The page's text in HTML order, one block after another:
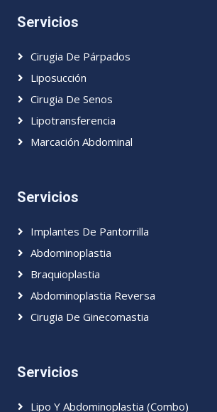
Servicios
Cirugia De Párpados
Liposucción
Cirugia De Senos
Lipotransferencia
Marcación Abdominal
Servicios
Implantes De Pantorrilla
Abdominoplastia
Braquioplastia
Abdominoplastia Reversa
Cirugia De Ginecomastia
Servicios
Lipo Y Abdominoplastia (Combo)